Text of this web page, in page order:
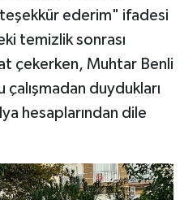
teşekkür ederim" ifadesi
temizlik sonrası
çekerken, Muhtar Benli
duydukları
hesaplarından dile